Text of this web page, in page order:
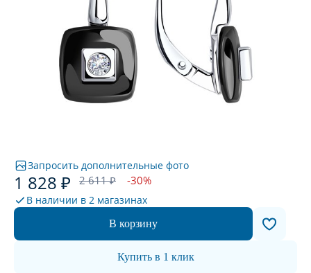
Запросить дополнительные фото
1 828 ₽ 2 611 ₽ -30%
В наличии в 2 магазинах
В корзину
Купить в 1 клик